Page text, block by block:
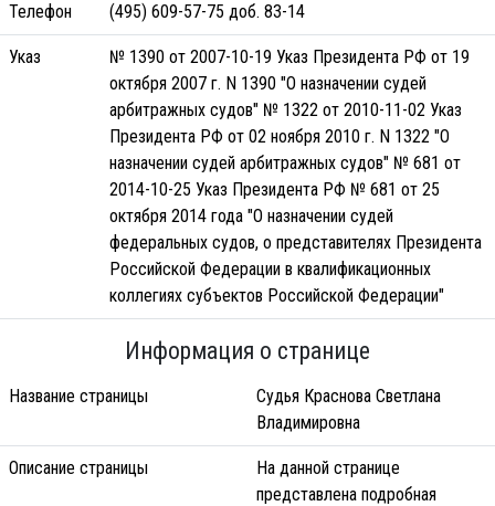
Телефон (495) 609-57-75 доб. 83-14
Указ
№ 1390 от 2007-10-19 Указ Президента РФ от 19
октября 2007 г. N 1390 "О назначении судей
арбитражных судов" № 1322 от 2010-11-02 Указ
Президента РФ от 02 ноября 2010 г. N 1322 "О
назначении судей арбитражных судов" № 681 от
2014-10-25 Указ Президента РФ № 681 от 25
октября 2014 года "О назначении судей
федеральных судов, о представителях Президента
Российской Федерации в квалификационных
коллегиях субъектов Российской Федерации"
Информация о странице
Название страницы
Судья Краснова Светлана
Владимировна
Описание страницы
На данной странице
представлена подробная